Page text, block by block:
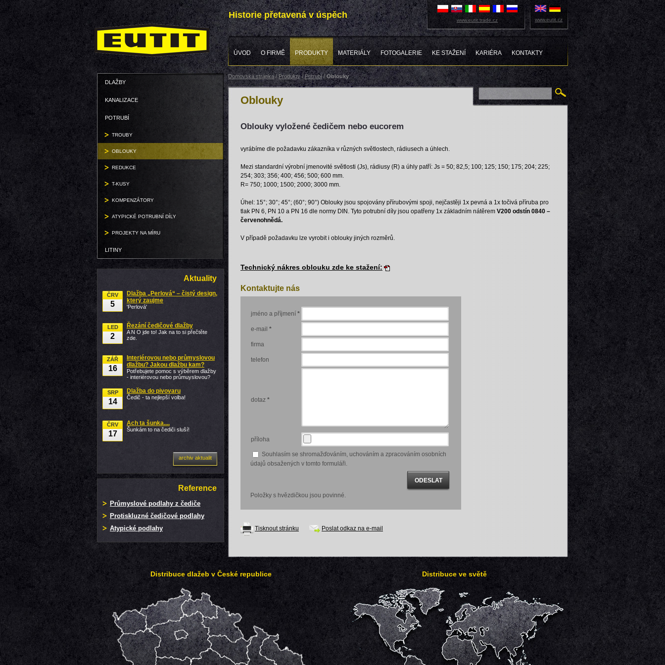
Historie přetavená v úspěch
ÚVOD O FIRMĚ PRODUKTY MATERIÁLY FOTOGALERIE KE STAŽENÍ KARIÉRA KONTAKTY
www.eutit.trade.cz www.eutit.cz
Domovská stránka/Produkty/Potrubí/ Oblouky
Oblouky
Oblouky vyložené čedičem nebo eucorem
vyrábíme dle požadavku zákazníka v různých světlostech, rádiusech a úhlech.
Mezi standardní výrobní jmenovité světlosti (Js), rádiusy (R) a úhly patří: Js = 50; 82,5; 100; 125; 150; 175; 204; 225;
254; 303; 356; 400; 456; 500; 600 mm.
R= 750; 1000; 1500; 2000; 3000 mm.
Úhel: 15°; 30°; 45°; (60°; 90°) Oblouky jsou spojovány přírubovými spoji, nejčastěji 1x pevná a 1x točivá příruba pro
tlak PN 6, PN 10 a PN 16 dle normy DIN. Tyto potrubní díly jsou opatřeny 1x základním nátěrem V200 odstín 0840 –
červenohnědá.
V případě požadavku lze vyrobit i oblouky jiných rozměrů.
Technický nákres oblouku zde ke stažení:
Kontaktujte nás
jméno a příjmení *
e-mail *
firma
telefon
dotaz *
příloha
Souhlasím se shromažďováním, uchováním a zpracováním osobních
údajů obsažených v tomto formuláři.
Položky s hvězdičkou jsou povinné.
Tisknout stránku Poslat odkaz na e-mail
DLAŽBY
KANALIZACE
POTRUBÍ
TROUBY
OBLOUKY
REDUKCE
T-KUSY
KOMPENZÁTORY
ATYPICKÉ POTRUBNÍ DÍLY
PROJEKTY NA MÍRU
LITINY
Aktuality
ČRV
5
Dlažba „Perlová“ – čistý design,
který zaujme
'Perlová'
LED
2
Řezání čedičové dlažby
A N O jde to! Jak na to si přečtěte
zde.
ZÁŘ
16
Interiérovou nebo průmyslovou
dlažbu? Jakou dlažbu kam?
Potřebujete pomoc s výběrem dlažby
- interiérovou nebo průmuyslovou?
SRP
14
Dlažba do pivovaru
Čedič - ta nejlepší volba!
ČRV
17
Ach ta šunka....
Šunkám to na čediči sluší!
archiv aktualit
Reference
Průmyslové podlahy z čediče
Protiskluzné čedičové podlahy
Atypické podlahy
Distribuce dlažeb v České republice Distribuce ve světě